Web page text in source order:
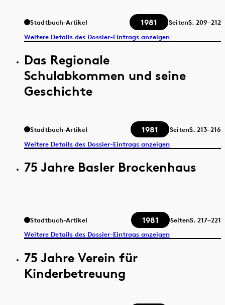
Stadtbuch-Artikel 1981 SeitenS. 209–212
Weitere Details des Dossier-Eintrags anzeigen
Das Regionale
Schulabkommen und seine
Geschichte
Stadtbuch-Artikel 1981 SeitenS. 213–216
Weitere Details des Dossier-Eintrags anzeigen
75 Jahre Basler Brockenhaus
Stadtbuch-Artikel 1981 SeitenS. 217–221
Weitere Details des Dossier-Eintrags anzeigen
75 Jahre Verein für
Kinderbetreuung